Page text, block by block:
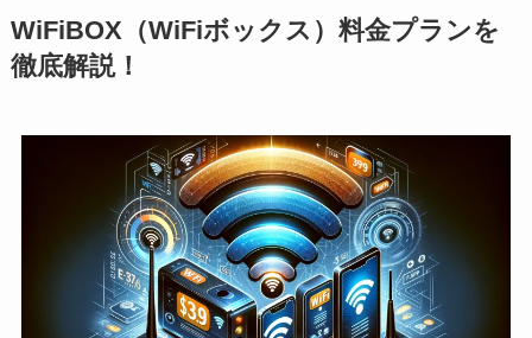
WiFiBOX（WiFiボックス）料金プランを
徹底解説！